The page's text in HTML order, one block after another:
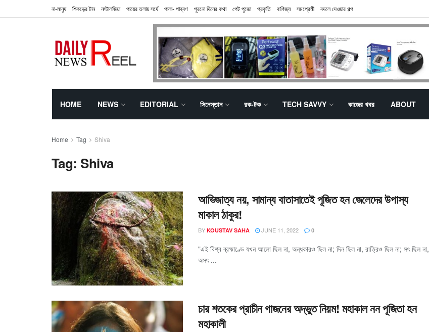
না-মানুষ শিকড়ের টান নস্টালজিয়া পায়ের তলায় সর্ষে পালা- পাব্বণ পুরনো দিনের কথা পেট পুজো প্রকৃতি বাণিজ্য সমপ্রেমী বদলে দেওয়ার গল্প
HOME NEWS EDITORIAL সিনেস্তান রক-টক TECH SAVVY কাজের খবর ABOUT
Home Tag Shiva
Tag: Shiva
আভিজাত্য নয়, সামান্য বাতাসাতেই পূজিত হন জেলেদের উপাস্য
মাকাল ঠাকুর!
BY KOUSTAV SAHA JUNE 11, 2022 0
"এই বিশ্ব ব্রহ্মাণ্ডে যখন আলো ছিল না, অন্ধকারও ছিল না; দিন ছিল না, রাত্রিও ছিল না; সৎ ছিল না,
অসৎ ...
চার শতকের প্রাচীন গাজনের অদ্ভুত নিয়ম! মহাকাল নন পূজিতা হন
মহাকালী